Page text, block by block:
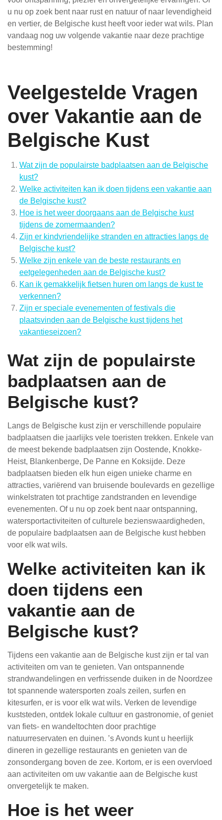
u nu op zoek bent naar rust en natuur of naar levendigheid
en vertier, de Belgische kust heeft voor ieder wat wils. Plan
vandaag nog uw volgende vakantie naar deze prachtige
bestemming!
Veelgestelde Vragen
over Vakantie aan de
Belgische Kust
Wat zijn de populairste badplaatsen aan de Belgische
kust?
Welke activiteiten kan ik doen tijdens een vakantie aan
de Belgische kust?
Hoe is het weer doorgaans aan de Belgische kust
tijdens de zomermaanden?
Zijn er kindvriendelijke stranden en attracties langs de
Belgische kust?
Welke zijn enkele van de beste restaurants en
eetgelegenheden aan de Belgische kust?
Kan ik gemakkelijk fietsen huren om langs de kust te
verkennen?
Zijn er speciale evenementen of festivals die
plaatsvinden aan de Belgische kust tijdens het
vakantieseizoen?
Wat zijn de populairste
badplaatsen aan de
Belgische kust?
Langs de Belgische kust zijn er verschillende populaire
badplaatsen die jaarlijks vele toeristen trekken. Enkele van
de meest bekende badplaatsen zijn Oostende, Knokke-
Heist, Blankenberge, De Panne en Koksijde. Deze
badplaatsen bieden elk hun eigen unieke charme en
attracties, variërend van bruisende boulevards en gezellige
winkelstraten tot prachtige zandstranden en levendige
evenementen. Of u nu op zoek bent naar ontspanning,
watersportactiviteiten of culturele bezienswaardigheden,
de populaire badplaatsen aan de Belgische kust hebben
voor elk wat wils.
Welke activiteiten kan ik
doen tijdens een
vakantie aan de
Belgische kust?
Tijdens een vakantie aan de Belgische kust zijn er tal van
activiteiten om van te genieten. Van ontspannende
strandwandelingen en verfrissende duiken in de Noordzee
tot spannende watersporten zoals zeilen, surfen en
kitesurfen, er is voor elk wat wils. Verken de levendige
kuststeden, ontdek lokale cultuur en gastronomie, of geniet
van fiets- en wandeltochten door prachtige
natuurreservaten en duinen. ’s Avonds kunt u heerlijk
dineren in gezellige restaurants en genieten van de
zonsondergang boven de zee. Kortom, er is een overvloed
aan activiteiten om uw vakantie aan de Belgische kust
onvergetelijk te maken.
Hoe is het weer